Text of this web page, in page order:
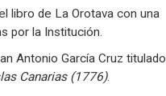
libro de La Orotava con una
por la Institución.
Antonio García Cruz titulado
Canarias (1776).